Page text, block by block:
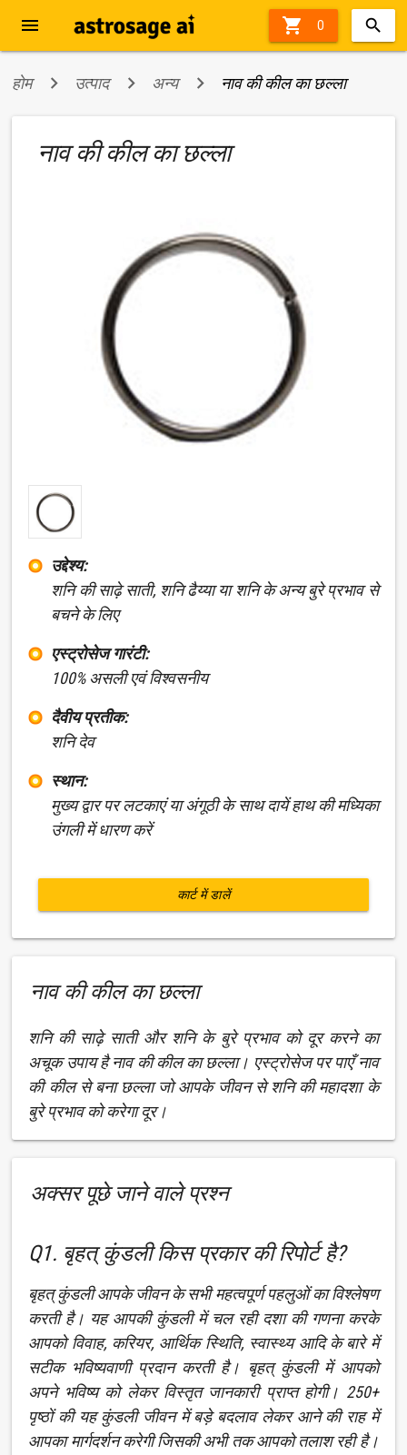
 0
menu
होम उत्पाद अन्य नाव की कील का छल्ला
नाव की कील का छल्ला
उद्देश्य:
शनि की साढ़े साती, शनि ढैय्या या शनि के अन्य बुरे प्रभाव से
बचने के लिए
एस्ट्रोसेज गारंटी:
100% असली एवं विश्वसनीय
दैवीय प्रतीक:
शनि देव
स्थान:
मुख्य द्वार पर लटकाएं या अंगूठी के साथ दायें हाथ की मध्यिका
उंगली में धारण करें
कार्ट में डालें
नाव की कील का छल्ला
शनि की साढ़े साती और शनि के बुरे प्रभाव को दूर करने का
अचूक उपाय है नाव की कील का छल्ला। एस्ट्रोसेज पर पाएँ नाव
की कील से बना छल्ला जो आपके जीवन से शनि की महादशा के
बुरे प्रभाव को करेगा दूर।
अक्सर पूछे जाने वाले प्रश्न
Q1. बृहत् कुंडली किस प्रकार की रिपोर्ट है?
बृहत् कुंडली आपके जीवन के सभी महत्वपूर्ण पहलुओं का विश्लेषण
करती है। यह आपकी कुंडली में चल रही दशा की गणना करके
आपको विवाह, करियर, आर्थिक स्थिति, स्वास्थ्य आदि के बारे में
सटीक भविष्यवाणी प्रदान करती है। बृहत् कुंडली में आपको
अपने भविष्य को लेकर विस्तृत जानकारी प्राप्त होगी। 250+
पृष्ठों की यह कुंडली जीवन में बड़े बदलाव लेकर आने की राह में
आपका मार्गदर्शन करेगी जिसकी अभी तक आपको तलाश रही है।